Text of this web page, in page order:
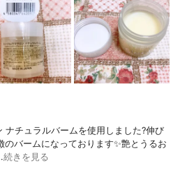
チュラルバームを使用しました?伸び
バームになっております✨艶とうるお
続きを見る